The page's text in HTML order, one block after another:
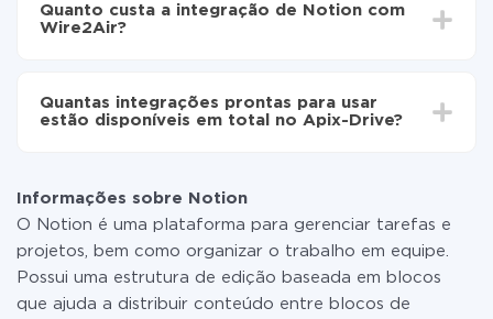
30 minutos. Em média, a configuração leva de 10 a 15
minutos.
Quanto custa a integração de Notion com
Wire2Air?
as tarifas. Você paga apenas pela quantidade de
dados que é realmente transferida de um de seus
ou mudar para um de pago, se necessário. Mais
detalhes sobretarifas .
Quantas integrações prontas para usar
estão disponíveis em total no Apix-Drive?
Informações sobre Notion
O Notion é uma plataforma para gerenciar tarefas e
projetos, bem como organizar o trabalho em equipe.
Possui uma estrutura de edição baseada em blocos
que ajuda a distribuir conteúdo entre blocos de